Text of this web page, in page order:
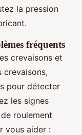
la pression
fréquents
crevaisons et
crevaisons,
pour détecter
les signes
roulement
vous aider :